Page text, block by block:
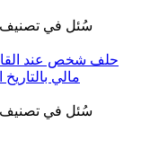
سُئل في تصنيف
مالي بالتاريخ
سُئل في تصنيف